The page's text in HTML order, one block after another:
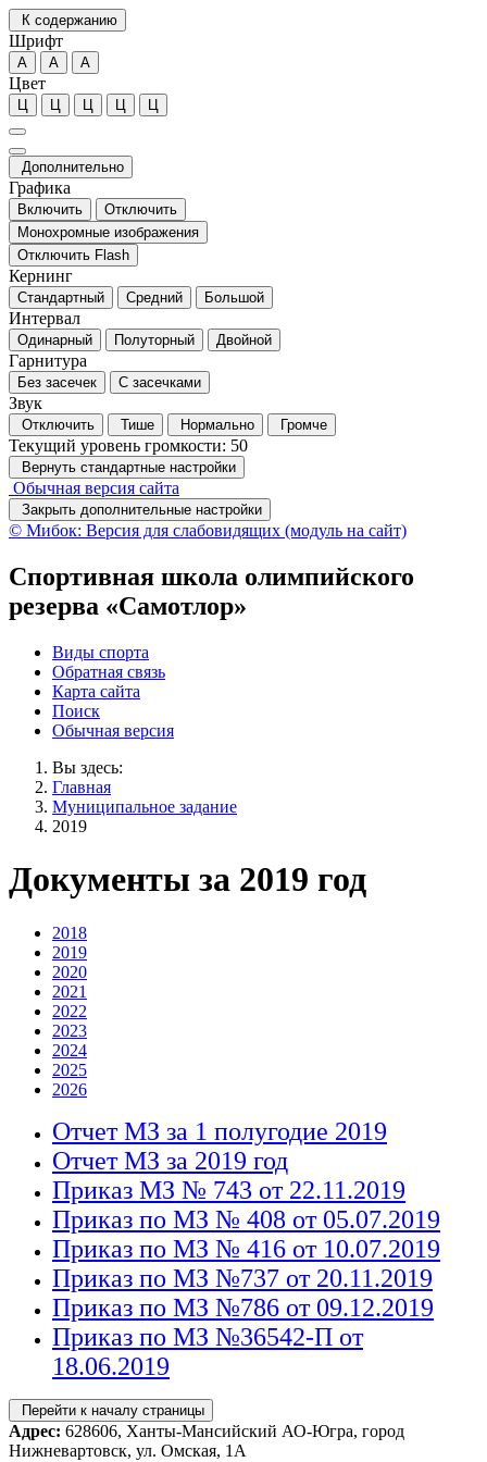
К содержанию
Шрифт
А А А
Цвет
Ц Ц Ц Ц Ц
Дополнительно
Графика
Включить
Отключить
Монохромные изображения
Отключить Flash
Кернинг
Стандартный Средний Большой
Интервал
Одинарный Полуторный Двойной
Гарнитура
Без засечек С засечками
Звук
Отключить Тише Нормально Громче
Текущий уровень громкости: 50
Вернуть стандартные настройки
Обычная версия сайта
Закрыть дополнительные настройки
© Мибок: Версия для слабовидящих (модуль на сайт)
Спортивная школа олимпийского
резерва «Самотлор»
Виды спорта
Обратная связь
Карта сайта
Поиск
Обычная версия
Вы здесь:
Главная
Муниципальное задание
2019
Документы за 2019 год
2018
2019
2020
2021
2022
2023
2024
2025
2026
Отчет МЗ за 1 полугодие 2019
Отчет МЗ за 2019 год
Приказ МЗ № 743 от 22.11.2019
Приказ по МЗ № 408 от 05.07.2019
Приказ по МЗ № 416 от 10.07.2019
Приказ по МЗ №737 от 20.11.2019
Приказ по МЗ №786 от 09.12.2019
Приказ по МЗ №36542-П от
18.06.2019
Перейти к началу страницы
Адрес: 628606, Ханты-Мансийский АО-Югра, город
Нижневартовск, ул. Омская, 1А